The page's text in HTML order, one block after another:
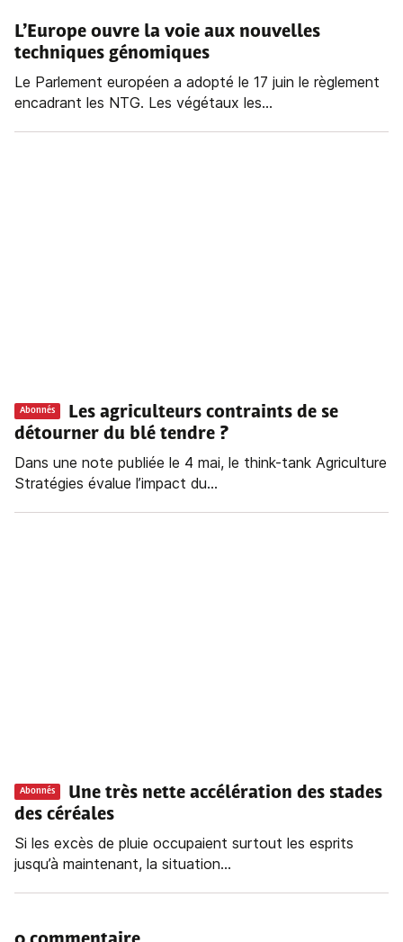
L’Europe ouvre la voie aux nouvelles
techniques génomiques
Le Parlement européen a adopté le 17 juin le règlement
encadrant les NTG. Les végétaux les...
Abonnés
Les agriculteurs contraints de se
détourner du blé tendre ?
Dans une note publiée le 4 mai, le think-tank Agriculture
Stratégies évalue l’impact du...
Abonnés
Une très nette accélération des stades
des céréales
Si les excès de pluie occupaient surtout les esprits
jusqu’à maintenant, la situation...